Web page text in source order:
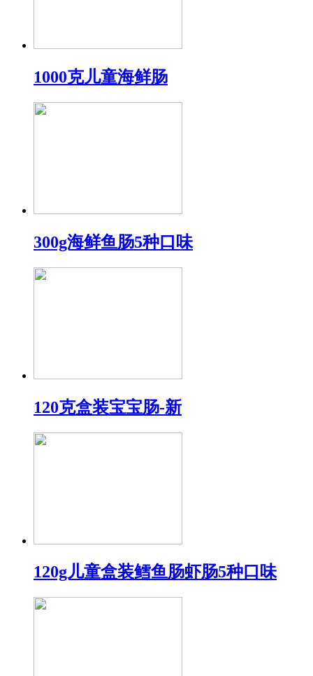
1000克儿童海鲜肠
300g海鲜鱼肠5种口味
120克盒装宝宝肠-新
120g儿童盒装鳕鱼肠虾肠5种口味